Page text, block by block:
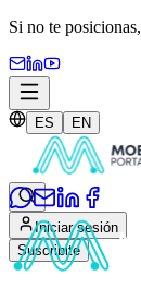
Si no te posicionas,
ES EN
Iniciar sesión
Suscribite